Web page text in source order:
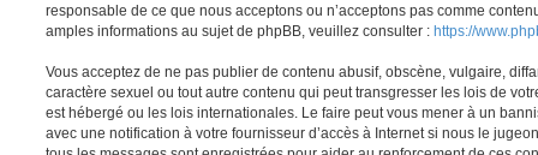
responsable de ce que nous acceptons ou n’acceptons pas comme
amples informations au sujet de phpBB, veuillez consulter : https://
Vous acceptez de ne pas publier de contenu abusif, obscène, vulgaire,
caractère sexuel ou tout autre contenu qui peut transgresser les lois de
est hébergé ou les lois internationales. Le faire peut vous mener à un
avec une notification à votre fournisseur d’accès à Internet si nous le